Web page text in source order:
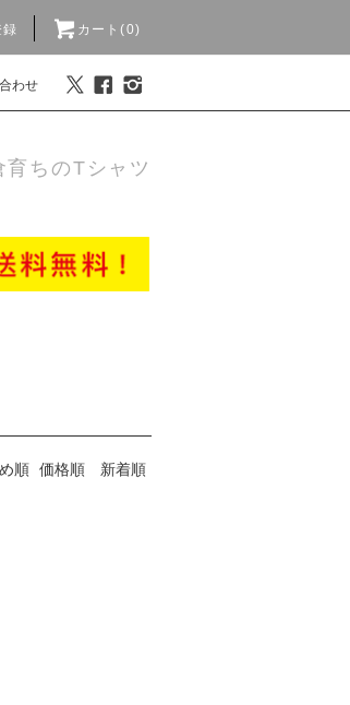
カート(0)
わせ
ちのTシャツ
順 価格順 新着順